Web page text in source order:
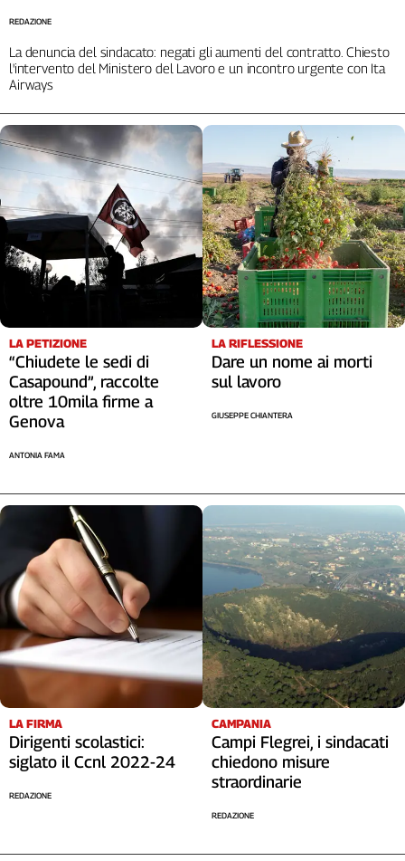
La denuncia del sindacato: negati gli aumenti del contratto. Chiesto
l'intervento del Ministero del Lavoro e un incontro urgente con Ita
Airways
REDAZIONE
LA PETIZIONE
“Chiudete le sedi di
Casapound”, raccolte
oltre 10mila firme a
Genova
ANTONIA FAMA
LA RIFLESSIONE
Dare un nome ai morti
sul lavoro
GIUSEPPE CHIANTERA
LA FIRMA
Dirigenti scolastici:
siglato il Ccnl 2022-24
REDAZIONE
CAMPANIA
Campi Flegrei, i sindacati
chiedono misure
straordinarie
REDAZIONE